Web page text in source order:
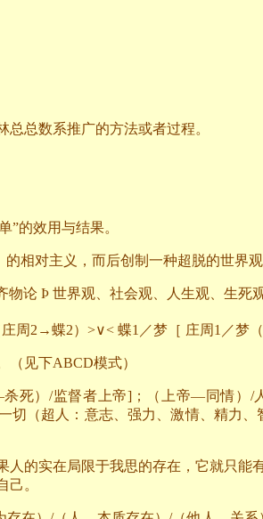
总数系推广的方法或者过程。
”的效用与结果。
相对主义，而后创制一种超脱的世界
物论 Þ 世界观、社会观、人生观、生死
周 2 →蝶2） >∨< 蝶1 ／梦［ 庄周 1 ／梦
（见下ABCD模式）
杀死）/监督者上帝]；（上帝—同情） /
（超人：意志、强力、激情、精力、
的实在局限于我思的存在，它就只
。